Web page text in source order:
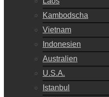
Kambodscha
Vietnam
Indonesien
Australien
U.S.A.
Istanbul